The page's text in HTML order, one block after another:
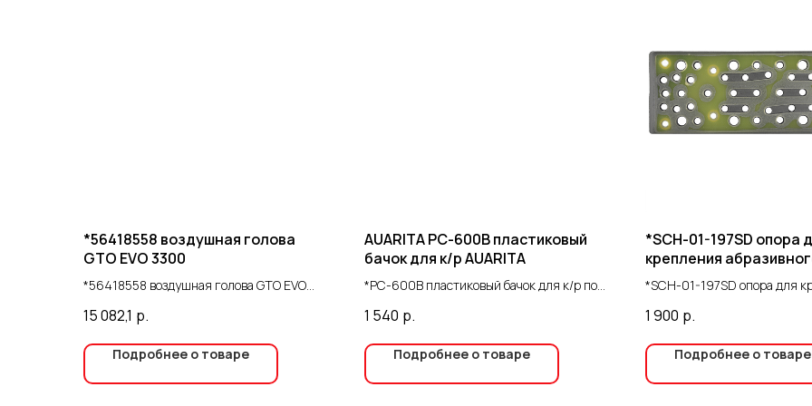
*56418558 воздушная голова
GTO EVO 3300
*56418558 воздушная голова GTO EVO
15 082,1 р.
Подробнее о товаре
AUARITA PC-600B пластиковый
бачок для к/р AUARITA
*PC-600B пластиковый бачок для к/р под
1 540 р.
Подробнее о товаре
*SCH-01-197SD опора
крепления
материала для SCH-
2.5
*SCH-01-197SD опора для
70-2.5
1 900 р.
Подробнее о товаре